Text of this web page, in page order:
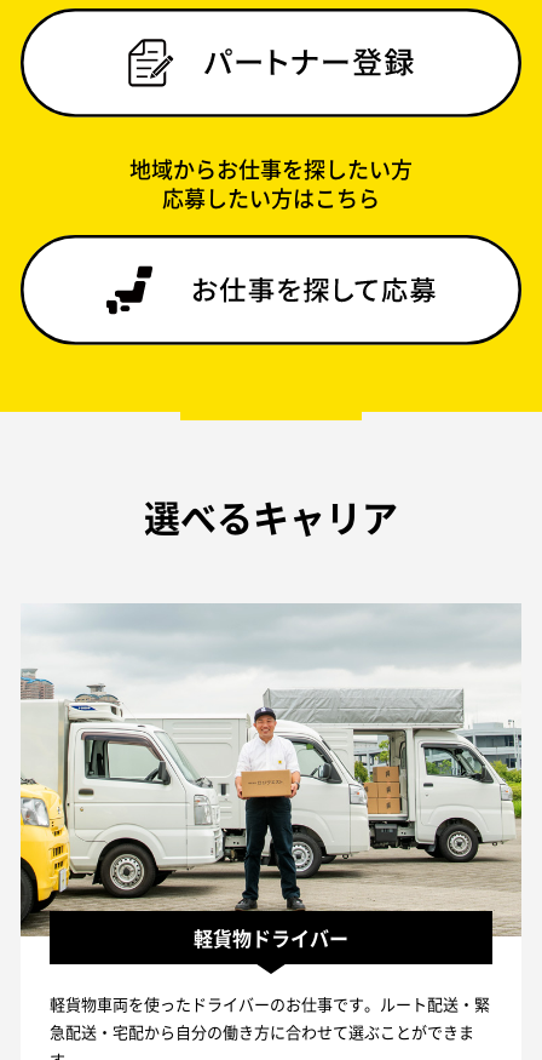
地域からお仕事を探したい方
応募したい方はこちら
選べるキャリア
軽貨物ドライバー
軽貨物車両を使ったドライバーのお仕事です。ルート配送・緊
急配送・宅配から自分の働き方に合わせて選ぶことができま